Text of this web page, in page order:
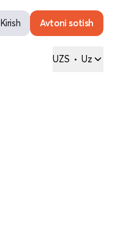
Kirish Avtoni sotish
UZS • Uz